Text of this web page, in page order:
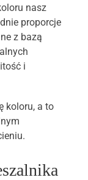
nasz
proporcje
z bazą
i
koloru, a to